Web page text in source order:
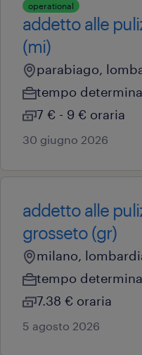
operational
addetto alle
(mi)
parabiago,
tempo
7 € - 9 € oraria
30 giugno 2026
addetto alle
grosseto (gr)
milano,
tempo
7.38 € oraria
5 agosto 2026